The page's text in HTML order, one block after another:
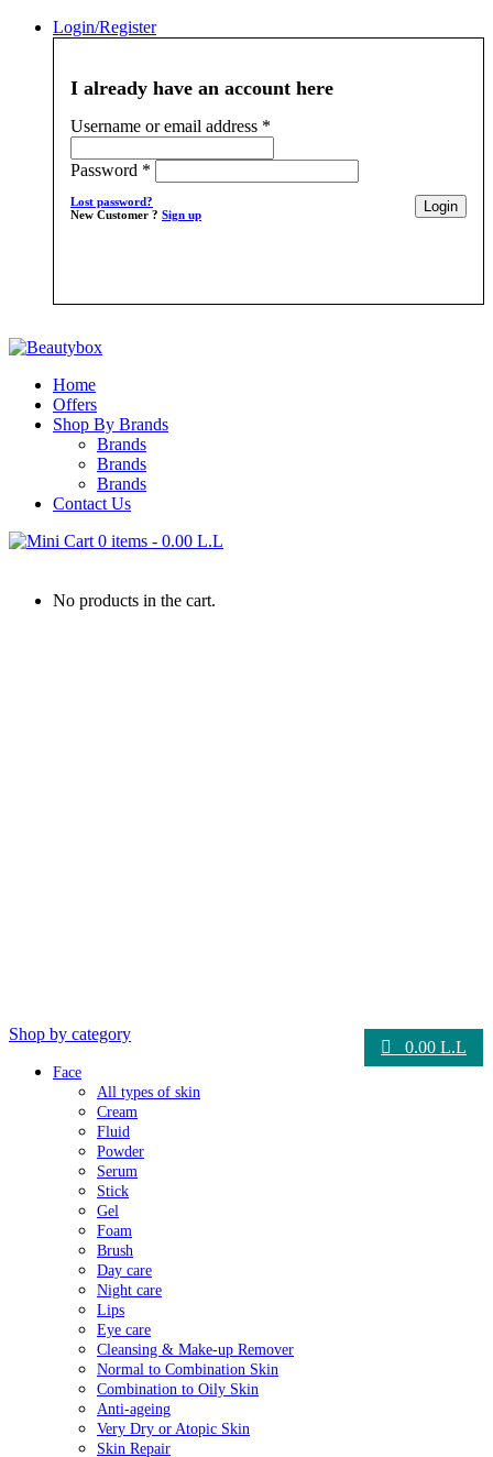
Login/Register
I already have an account here
Username or email address *
Password *
Lost password?
New Customer ? Sign up
Home
Offers
Shop By Brands
Brands
Brands
Brands
Contact Us
0 items - 0.00 L.L
No products in the cart.
0.00 L.L
Shop by category
Face
All types of skin
Cream
Fluid
Powder
Serum
Stick
Gel
Foam
Brush
Day care
Night care
Lips
Eye care
Cleansing & Make-up Remover
Normal to Combination Skin
Combination to Oily Skin
Anti-ageing
Very Dry or Atopic Skin
Skin Repair